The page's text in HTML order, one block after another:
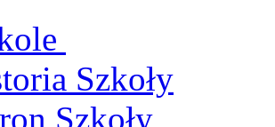
Szkoły
Szkoły